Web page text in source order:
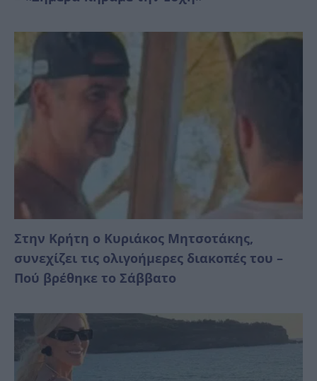
Στην Κρήτη ο Κυριάκος Μητσοτάκης,
συνεχίζει τις ολιγοήμερες διακοπές του –
Πού βρέθηκε το Σάββατο